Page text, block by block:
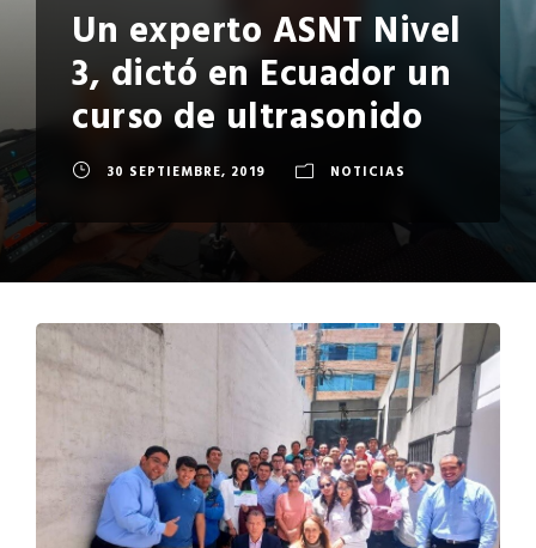
Un experto ASNT Nivel
3, dictó en Ecuador un
curso de ultrasonido
30 SEPTIEMBRE, 2019 NOTICIAS